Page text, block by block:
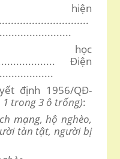
hiện
học
Điện
định 1956/QĐ-
trong 3 ô trống):
mạng, hộ nghèo,
tàn tật, người bị